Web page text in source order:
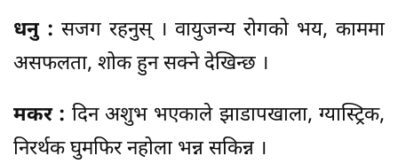
धनु : सजग रहनुस् । वायुजन्य रोगको भय, काममा
असफलता, शोक हुन सक्ने देखिन्छ ।
मकर : दिन अशुभ भएकाले झाडापखाला, ग्यास्ट्रिक,
निरर्थक घुमफिर नहोला भन्न सकिन्न ।